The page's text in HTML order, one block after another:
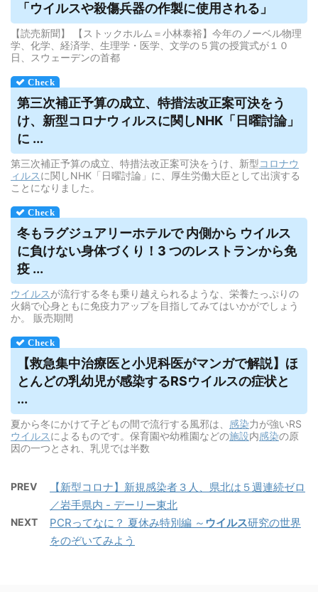
「 ウイルスや殺傷兵器の作製に使用される」
【読売新聞】 【ストックホルム＝小林泰裕】今年のノーベル物理
学、化学、経済学、生理学・医学、文学の５賞の授賞式が１０
日、スウェーデンの首都
第三次補正予算の成立、特措法改正案可決をう
け、新型コロナウィルスに関しNHK「日曜討論」
に ...
第三次補正予算の成立、特措法改正案可決をうけ、新型コロナウ
ィルスに関しNHK「日曜討論」に、厚生労働大臣として出演する
ことになりました。
冬もラグジュアリーホテルで 内側から ウイルス
に負けない身体づくり！3 つのレストランから免
疫 ...
ウイルスが流行する冬も乗り越えられるような、栄養たっぷりの
火鍋で心身ともに免疫力アップを目指してみてはいかがでしょう
か。 販売期間
【救急集中治療医と小児科医がマンガで解説】ほ
とんどの乳幼児が感染するRSウイルスの症状と
...
夏から冬にかけて子どもの間で流行する風邪は、 感染力が強いRS
ウイルスによるものです。保育園や幼稚園などの施設内感染の原
因の一つとされ、乳児では半数
PREV
【新型コロナ】新規感染者３人、県北は５週連続ゼロ
／岩手県内 - デーリー東北
NEXT PCRってなに？ 夏休み特別編 ～ ウイルス研究の世界
をのぞいてみよう